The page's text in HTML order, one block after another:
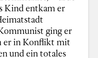
Kind entkam er
ging er
er in Konflikt mit
und ein totales